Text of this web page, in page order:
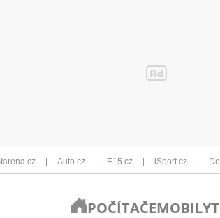
Auto.cz E15.cz iSport.cz
POČÍTAČEMOBILY